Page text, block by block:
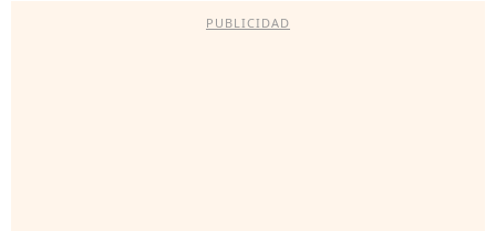
PUBLICIDAD